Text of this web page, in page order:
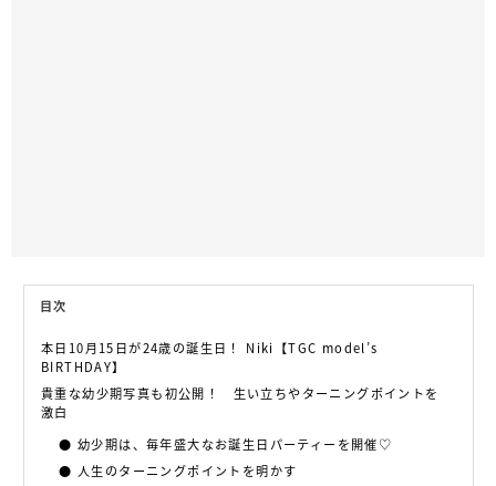
目次
本日10月15日が24歳の誕生日！ Niki【TGC model’s
BIRTHDAY】
貴重な幼少期写真も初公開！ 生い立ちやターニングポイントを
激白
幼少期は、毎年盛大なお誕生日パーティーを開催♡
人生のターニングポイントを明かす